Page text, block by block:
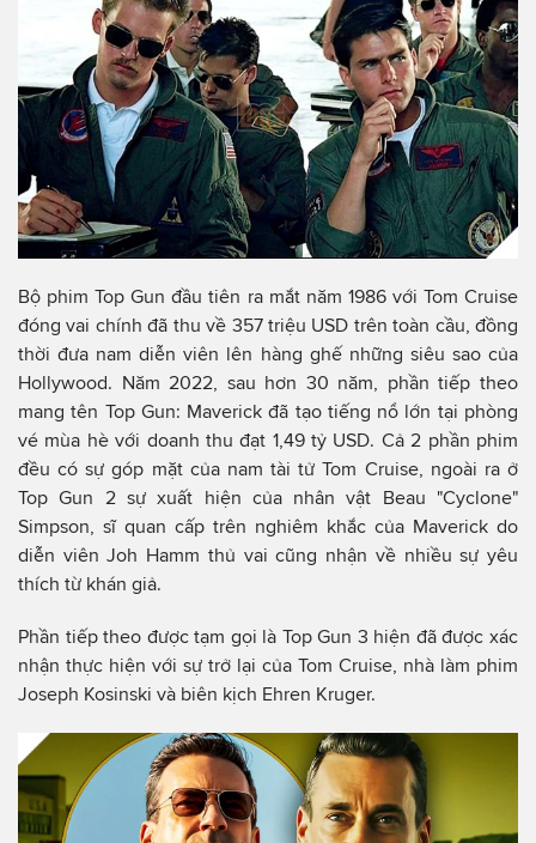
Bộ phim Top Gun đầu tiên ra mắt năm 1986 với Tom Cruise
đóng vai chính đã thu về 357 triệu USD trên toàn cầu, đồng
thời đưa nam diễn viên lên hàng ghế những siêu sao của
Hollywood. Năm 2022, sau hơn 30 năm, phần tiếp theo
mang tên Top Gun: Maverick đã tạo tiếng nổ lớn tại phòng
vé mùa hè với doanh thu đạt 1,49 tỷ USD. Cả 2 phần phim
đều có sự góp mặt của nam tài tử Tom Cruise, ngoài ra ở
Top Gun 2 sự xuất hiện của nhân vật Beau "Cyclone"
Simpson, sĩ quan cấp trên nghiêm khắc của Maverick do
diễn viên Joh Hamm thủ vai cũng nhận về nhiều sự yêu
thích từ khán giả.
Phần tiếp theo được tạm gọi là Top Gun 3 hiện đã được xác
nhận thực hiện với sự trở lại của Tom Cruise, nhà làm phim
Joseph Kosinski và biên kịch Ehren Kruger.